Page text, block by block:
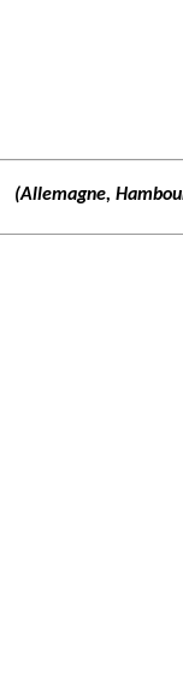
(Allemagne,